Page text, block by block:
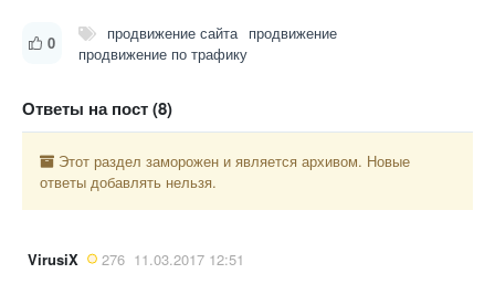
0 продвижение сайта продвижение
продвижение по трафику
Ответы на пост (8)
Этот раздел заморожен и является архивом. Новые
ответы добавлять нельзя.
VirusiX 276 11.03.2017 12:51